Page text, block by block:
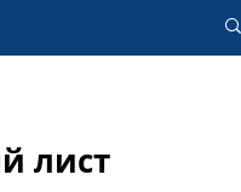
лист